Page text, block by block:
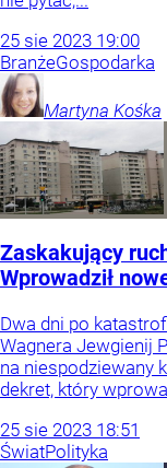
25 sie 2023 19:00
BranżeGospodarka
Martyna Kośka
Zaskakujący
Wprowadził
Dwa dni po
Wagnera Jewgienij
na niespodziewany
dekret, który
25 sie 2023 18:51
ŚwiatPolityka